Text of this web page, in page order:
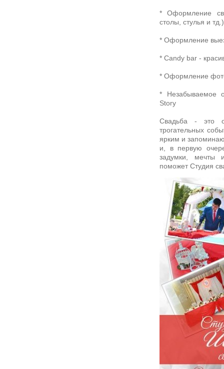
* Оформление
столы, стулья и
* Оформление
* Candy bar -
* Оформление
* Незабываемое
Story
Свадьба - это
трогательных
ярким и
и, в первую
задумки, мечты
поможет Студия